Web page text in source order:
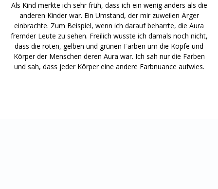
Als Kind merkte ich sehr früh, dass ich ein wenig anders als die
anderen Kinder war. Ein Umstand, der mir zuweilen Ärger
einbrachte. Zum Beispiel, wenn ich darauf beharrte, die Aura
fremder Leute zu sehen. Freilich wusste ich damals noch nicht,
dass die roten, gelben und grünen Farben um die Köpfe und
Körper der Menschen deren Aura war. Ich sah nur die Farben
und sah, dass jeder Körper eine andere Farbnuance aufwies.